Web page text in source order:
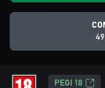
PEGI 18